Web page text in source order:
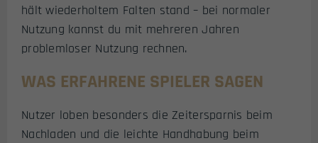
hält wiederholtem Falten stand – bei normaler
Nutzung kannst du mit mehreren Jahren
problemloser Nutzung rechnen.
WAS ERFAHRENE SPIELER SAGEN
Nutzer loben besonders die Zeitersparnis beim
Nachladen und die leichte Handhabung beim